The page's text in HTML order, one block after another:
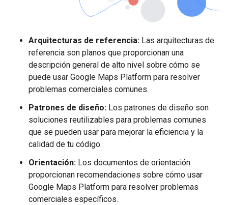
Arquitecturas de referencia: Las arquitecturas de
referencia son planos que proporcionan una
descripción general de alto nivel sobre cómo se
puede usar Google Maps Platform para resolver
problemas comerciales comunes.
Patrones de diseño: Los patrones de diseño son
soluciones reutilizables para problemas comunes
que se pueden usar para mejorar la eficiencia y la
calidad de tu código.
Orientación: Los documentos de orientación
proporcionan recomendaciones sobre cómo usar
Google Maps Platform para resolver problemas
comerciales específicos.